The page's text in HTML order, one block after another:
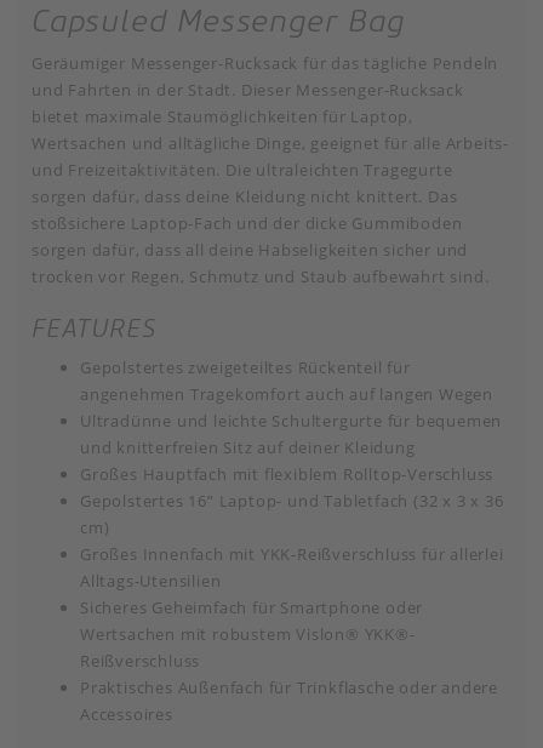
Capsuled Messenger Bag
Geräumiger Messenger-Rucksack für das tägliche Pendeln
und Fahrten in der Stadt. Dieser Messenger-Rucksack
bietet maximale Staumöglichkeiten für Laptop,
Wertsachen und alltägliche Dinge, geeignet für alle Arbeits-
und Freizeitaktivitäten. Die ultraleichten Tragegurte
sorgen dafür, dass deine Kleidung nicht knittert. Das
stoßsichere Laptop-Fach und der dicke Gummiboden
sorgen dafür, dass all deine Habseligkeiten sicher und
trocken vor Regen, Schmutz und Staub aufbewahrt sind.
FEATURES
Gepolstertes zweigeteiltes Rückenteil für
angenehmen Tragekomfort auch auf langen Wegen
Ultradünne und leichte Schultergurte für bequemen
und knitterfreien Sitz auf deiner Kleidung
Großes Hauptfach mit flexiblem Rolltop-Verschluss
Gepolstertes 16” Laptop- und Tabletfach (32 x 3 x 36
cm)
Großes Innenfach mit YKK-Reißverschluss für allerlei
Alltags-Utensilien
Sicheres Geheimfach für Smartphone oder
Wertsachen mit robustem Vislon® YKK®-
Reißverschluss
Praktisches Außenfach für Trinkflasche oder andere
Accessoires